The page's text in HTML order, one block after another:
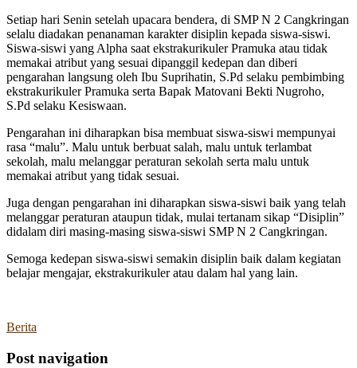
Setiap hari Senin setelah upacara bendera, di SMP N 2 Cangkringan
selalu diadakan penanaman karakter disiplin kepada siswa-siswi.
Siswa-siswi yang Alpha saat ekstrakurikuler Pramuka atau tidak
memakai atribut yang sesuai dipanggil kedepan dan diberi
pengarahan langsung oleh Ibu Suprihatin, S.Pd selaku pembimbing
ekstrakurikuler Pramuka serta Bapak Matovani Bekti Nugroho,
S.Pd selaku Kesiswaan.
Pengarahan ini diharapkan bisa membuat siswa-siswi mempunyai
rasa “malu”. Malu untuk berbuat salah, malu untuk terlambat
sekolah, malu melanggar peraturan sekolah serta malu untuk
memakai atribut yang tidak sesuai.
Juga dengan pengarahan ini diharapkan siswa-siswi baik yang telah
melanggar peraturan ataupun tidak, mulai tertanam sikap “Disiplin”
didalam diri masing-masing siswa-siswi SMP N 2 Cangkringan.
Semoga kedepan siswa-siswi semakin disiplin baik dalam kegiatan
belajar mengajar, ekstrakurikuler atau dalam hal yang lain.
Berita
Post navigation